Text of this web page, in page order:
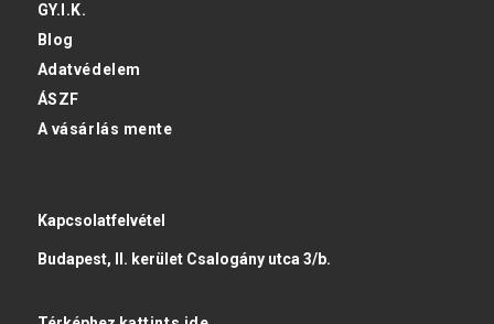
GY.I.K.
Blog
Adatvédelem
ÁSZF
A vásárlás mente
Kapcsolatfelvétel
Budapest, II. kerület Csalogány utca 3/b.